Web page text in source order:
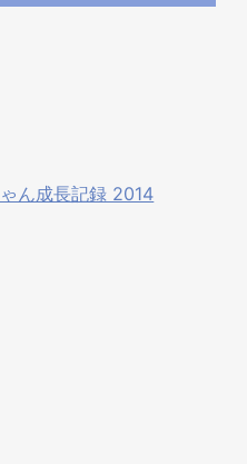
ん成長記録 2014